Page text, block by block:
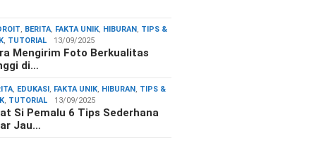
, BERITA, FAKTA UNIK, HIBURAN, TIPS &
, TUTORIAL 13/09/2025
Mengirim Foto Berkualitas
di…
, EDUKASI, FAKTA UNIK, HIBURAN, TIPS &
, TUTORIAL 13/09/2025
Si Pemalu 6 Tips Sederhana
Jau…